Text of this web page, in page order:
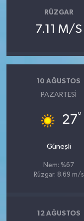
RÜZGAR
7.11 M/S
10 AĞUSTOS
PAZARTESI
27°
Güneşli
Nem: %67
Rüzgar: 8.69 m/s
12 AĞUSTOS